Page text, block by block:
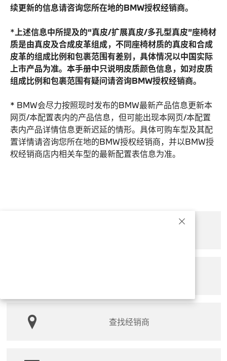
续更新的信息请咨询您所在地的BMW授权经销商。
* 上述信息中所提及的“真皮/扩展真皮/多孔型真皮”座椅材
质是由真皮及合成皮革组成，不同座椅材质的真皮和合成
皮革的组成比例和包裹范围有差别，具体情况以中国实际
上市产品为准。本手册中只说明皮质颜色信息，如对皮质
组成比例和包裹范围有疑问请咨询BMW授权经销商。
* BMW会尽力按照现时发布的BMW最新产品信息更新本
网页/本配置表内的产品信息，但可能出现本网页/本配置
表内产品详情信息更新迟延的情形。具体可购车型及其配
置详情请咨询您所在地的BMW授权经销商，并以BMW授
权经销商店内相关车型的最新配置表信息为准。
查找经销商